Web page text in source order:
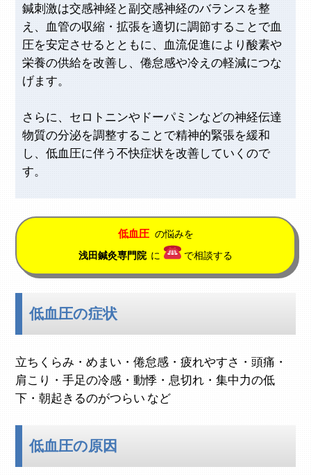
鍼刺激は交感神経と副交感神経のバランスを整
え、血管の収縮・拡張を適切に調節することで血
圧を安定させるとともに、血流促進により酸素や
栄養の供給を改善し、倦怠感や冷えの軽減につな
げます。
さらに、セロトニンやドーパミンなどの神経伝達
物質の分泌を調整することで精神的緊張を緩和
し、低血圧に伴う不快症状を改善していくので
す。
低血圧 の悩みを
浅田鍼灸専門院 に で相談する
低血圧の症状
立ちくらみ・めまい・倦怠感・疲れやすさ・頭痛・
肩こり・手足の冷感・動悸・息切れ・集中力の低
下・朝起きるのがつらい など
低血圧の原因